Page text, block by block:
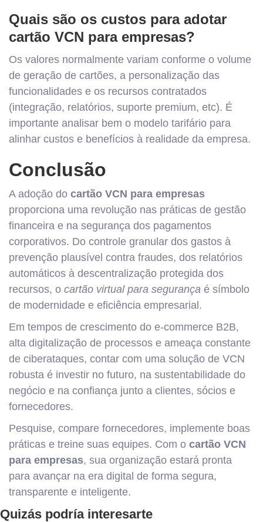
Quais são os custos para adotar
cartão VCN para empresas?
Os valores normalmente variam conforme o volume
de geração de cartões, a personalização das
funcionalidades e os recursos contratados
(integração, relatórios, suporte premium, etc). É
importante analisar bem o modelo tarifário para
alinhar custos e benefícios à realidade da empresa.
Conclusão
A adoção do cartão VCN para empresas
proporciona uma revolução nas práticas de gestão
financeira e na segurança dos pagamentos
corporativos. Do controle granular dos gastos à
prevenção plausível contra fraudes, dos relatórios
automáticos à descentralização protegida dos
recursos, o cartão virtual para segurança é símbolo
de modernidade e eficiência empresarial.
Em tempos de crescimento do e-commerce B2B,
alta digitalização de processos e ameaça constante
de ciberataques, contar com uma solução de VCN
robusta é investir no futuro, na sustentabilidade do
negócio e na confiança junto a clientes, sócios e
fornecedores.
Pesquise, compare fornecedores, implemente boas
práticas e treine suas equipes. Com o cartão VCN
para empresas, sua organização estará pronta
para avançar na era digital de forma segura,
transparente e inteligente.
Quizás podría interesarte